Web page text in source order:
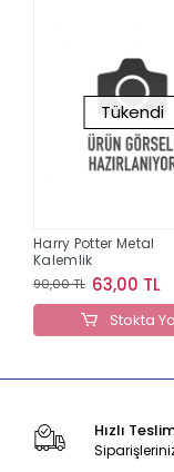
Tükendi
Harry Potter Metal
Kalemlik
90,00 TL 63,00 TL
Stokta
Hızlı